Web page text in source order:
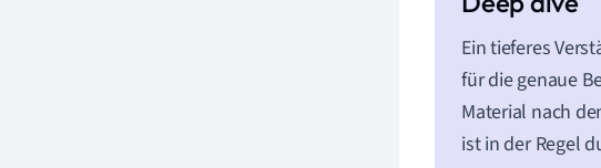
Ein tieferes
für die genaue
Material nach
ist in der Regel